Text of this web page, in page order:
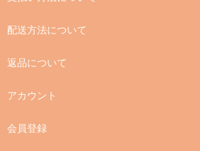
配送方法について
返品について
アカウント
会員登録